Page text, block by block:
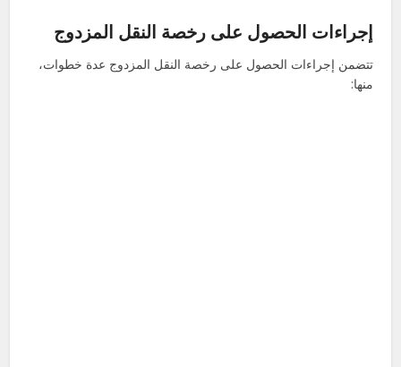
إجراءات الحصول على رخصة النقل المزدوج
تتضمن إجراءات الحصول على رخصة النقل المزدوج عدة خطوات،
منها: